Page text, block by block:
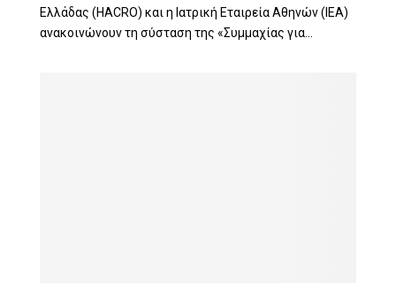
Ελλάδας (HACRO) και η Ιατρική Εταιρεία Αθηνών (ΙΕΑ)
ανακοινώνουν τη σύσταση της «Συμμαχίας για...